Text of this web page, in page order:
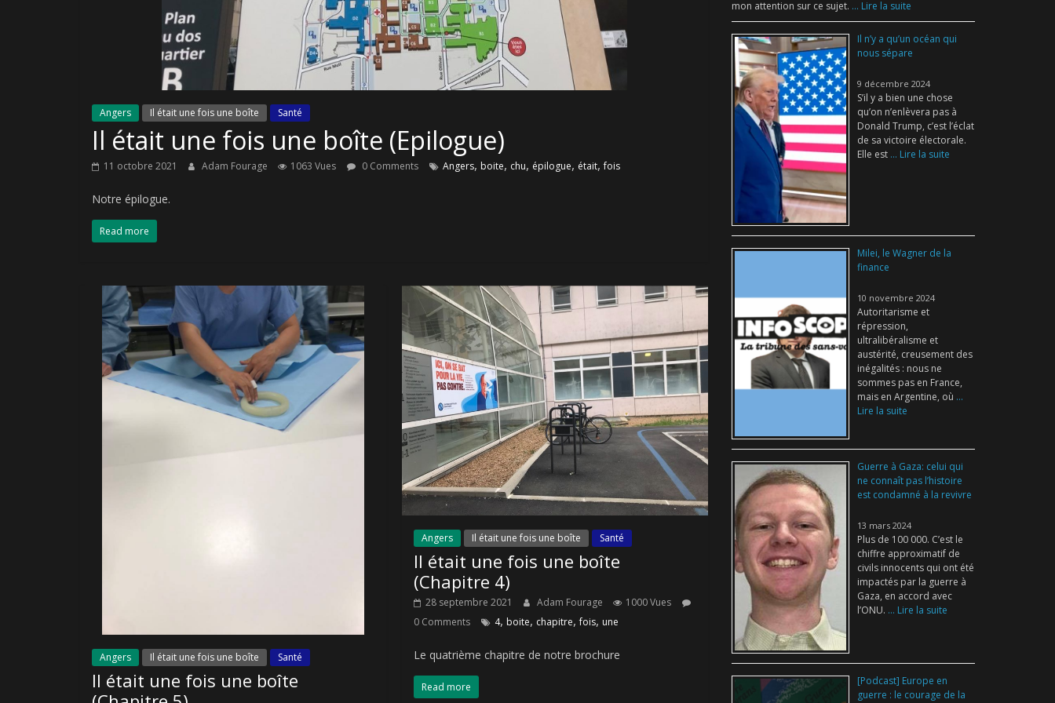
Angers Il était une fois une boîte Santé
Il était une fois une boîte (Epilogue)
11 octobre 2021 Adam Fourage 1063 Vues 0 Comments Angers, boite, chu, épilogue, était,fois
Notre épilogue.
Read more
Angers Il était une fois une boîte Santé
Il était une fois une boîte
Angers Il était une fois une boîte Santé
Il était une fois une boîte
(Chapitre 4)
28 septembre 2021 Adam Fourage
1000 Vues
0 Comments
4, boite, chapitre,fois, une
Le quatrième chapitre de notre brochure
Read more
mon attention sur ce sujet. ... Lire la suite
Il n’y a qu’un océan qui
nous sépare
9 décembre 2024
S’il y a bien une chose
qu’on n’enlèvera pas à
Donald Trump, c’est l’éclat
de sa victoire électorale.
Elle est ... Lire la suite
Milei, le Wagner de la
finance
10 novembre 2024
Autoritarisme et
répression,
ultralibéralisme et
austérité, creusement des
inégalités : nous ne
sommes pas en France,
mais en Argentine, où ...
Lire la suite
Guerre à Gaza: celui qui
ne connaît pas l’histoire
est condamné à la revivre
13 mars 2024
Plus de 100 000. C’est le
chiffre approximatif de
civils innocents qui ont été
impactés par la guerre à
Gaza, en accord avec
l’ONU. ... Lire la suite
[Podcast] Europe en
guerre : le courage de la